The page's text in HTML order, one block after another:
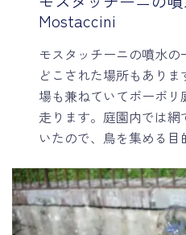
Mostaccini
モスタッチーニの噴水
どこされた場所もあり
場も兼ねていてボーボリ
走ります。庭園内では
いたので、鳥を集める目